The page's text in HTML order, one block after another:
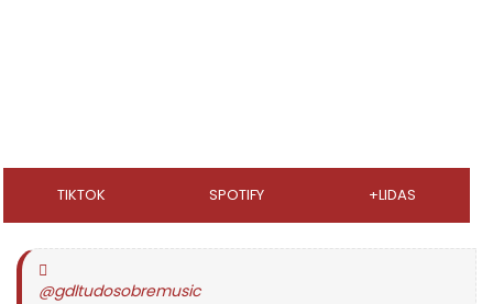
TIKTOK SPOTIFY +LIDAS
@gdltudosobremusic